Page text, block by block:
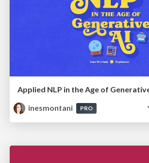
Applied NLP in the Age of
inesmontani
PRO